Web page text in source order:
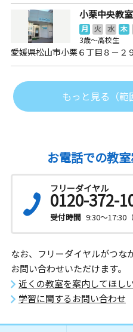
小栗中央教室
月 火 水 木
3歳～高校生
愛媛県松山市小栗６丁目８－２
もっと見る（範
お電話での教
フリーダイヤル
0120-372-
受付時間 9:30～17:30
なお、フリーダイヤルがつな
お問い合わせいただけます。
近くの教室を案内してほし
学習に関するお問い合わせ